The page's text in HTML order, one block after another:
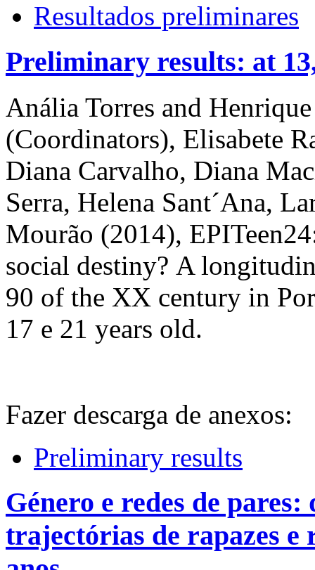
Resultados preliminares
Preliminary results: at
Anália Torres and
(Coordinators), Elisabete
Diana Carvalho, Diana
Serra, Helena Sant´Ana,
Mourão (2014),
social destiny? A
90 of the XX century in
17 e 21 years old.
Fazer descarga de anexos:
Preliminary results
Género e redes de
trajectórias de rapazes e